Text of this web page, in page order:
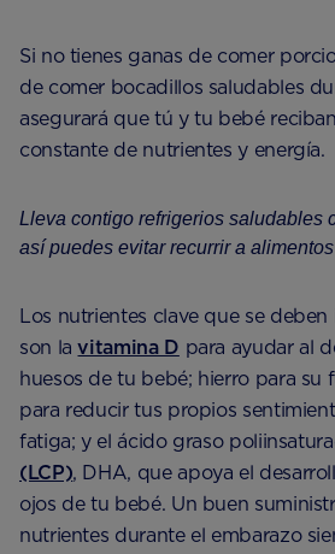
Si no tienes ganas de comer
de comer bocadillos saludables
asegurará que tú y tu bebé
constante de nutrientes y energía.
Lleva contigo refrigerios saludables
así puedes evitar recurrir a
Los nutrientes clave que se
son lavitamina D para ayudar al
huesos de tu bebé; hierro para su
para reducir tus propios
fatiga; y el ácido graso
(LCP), DHA, que apoya el
ojos de tu bebé. Un buen
nutrientes durante el embarazo